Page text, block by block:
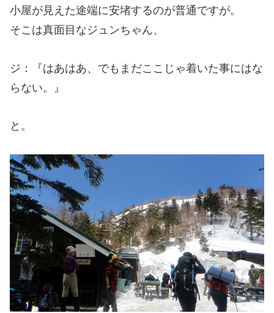
小屋が見えた途端に安堵するのが普通ですが。
そこは真面目なジュンちゃん、
ジ：『はあはあ、でもまだここじゃ着いた事にはな
らない。』
と。